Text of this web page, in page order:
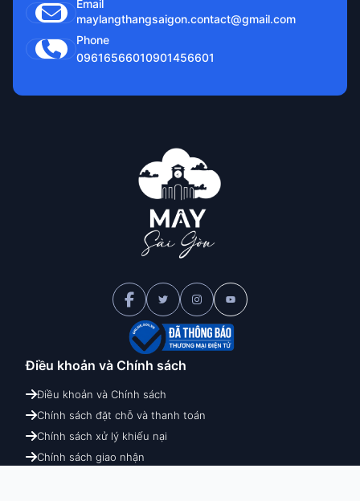
Email
maylangthangsaigon.contact@gmail.com
Phone
09616566010901456601
Điều khoản và Chính sách
Điều khoản và Chính sách
Chính sách đặt chỗ và thanh toán
Chính sách xử lý khiếu nại
Chính sách giao nhận